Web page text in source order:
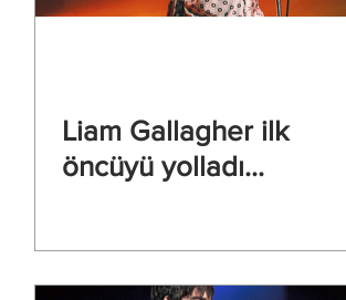
Liam Gallagher ilk
öncüyü yolladı...